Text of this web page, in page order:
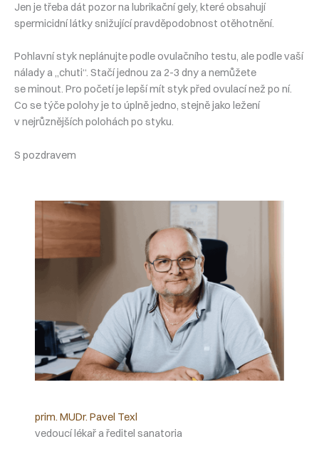
Jen je třeba dát pozor na lubrikační gely, které obsahují
spermicidní látky snižující pravděpodobnost otěhotnění.
Pohlavní styk neplánujte podle ovulačního testu, ale podle vaší
nálady a „chuti“. Stačí jednou za 2-3 dny a nemůžete
se minout. Pro početí je lepší mít styk před ovulací než po ní.
Co se týče polohy je to úplně jedno, stejně jako ležení
v nejrůznějších polohách po styku.
S pozdravem
prim. MUDr. Pavel Texl
vedoucí lékař a ředitel sanatoria